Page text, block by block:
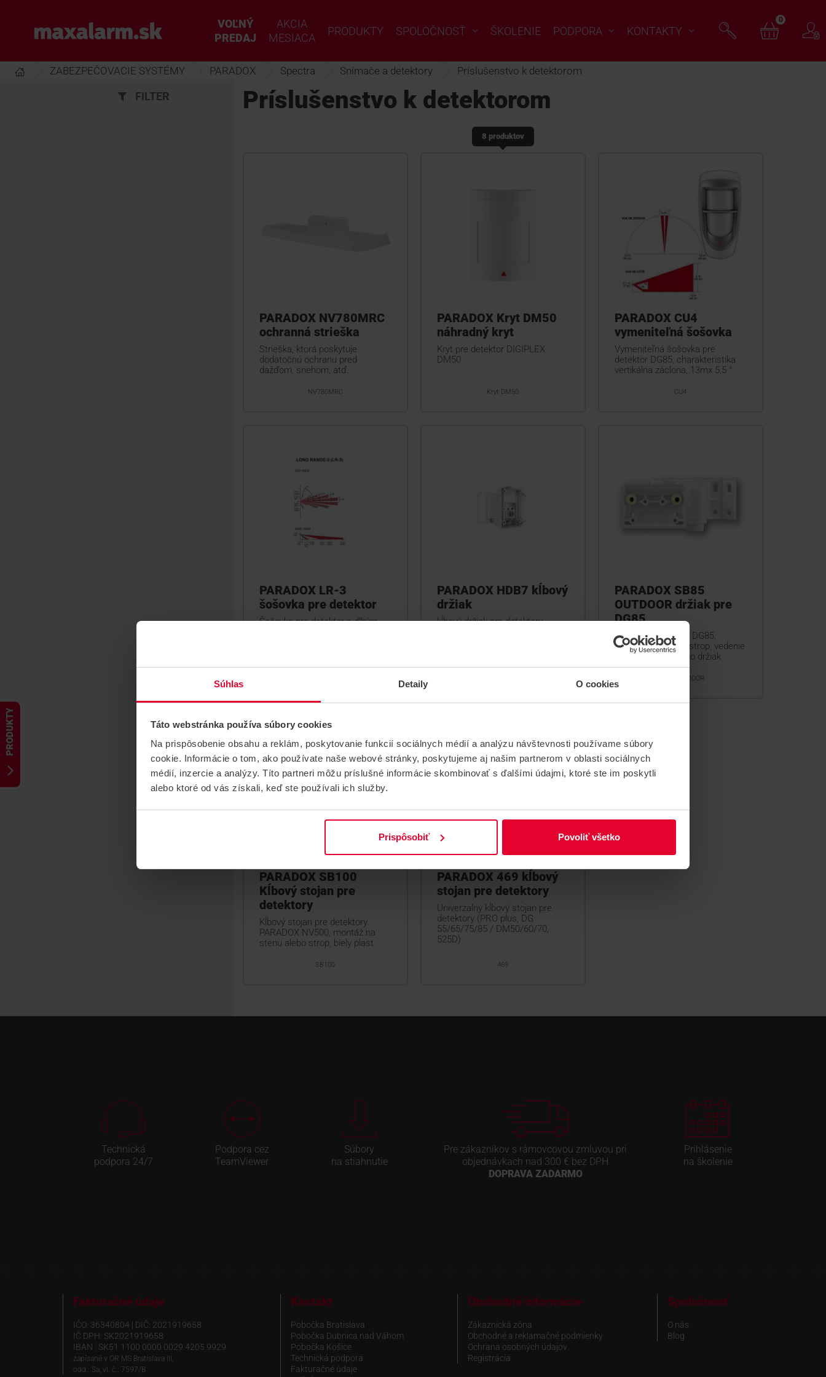
Súhlas Detaily O cookies
Táto webstránka používa súbory cookies
Na prispôsobenie obsahu a reklám, poskytovanie funkcií sociálnych médií a analýzu návštevnosti používame súbory
cookie. Informácie o tom, ako používate naše webové stránky, poskytujeme aj našim partnerom v oblasti sociálnych
médií, inzercie a analýzy. Títo partneri môžu príslušné informácie skombinovať s ďalšími údajmi, ktoré ste im poskytli
alebo ktoré od vás získali, keď ste používali ich služby.
Prispôsobiť Povoliť všetko
PRODUKTY
hlavnému
www.maxalarm.sk
VOĽNÝ
PREDAJ
AKCIA
MESIACA
PRODUKTY SPOLOČNOSŤ ŠKOLENIE PODPORA KONTAKTY
0
ZABEZPEČOVACIE SYSTÉMY PARADOX Spectra Snímače a detektory Príslušenstvo k detektorom
FILTER Príslušenstvo k detektorom
8 produktov
PARADOX NV780MRC
ochranná strieška
Strieška, ktorá poskytuje
dodatočnú ochranu pred
dažďom, snehom, atď.
NV780MRC
PARADOX Kryt DM50
náhradný kryt
Kryt pre detektor DIGIPLEX
DM50
Kryt DM50
PARADOX CU4
vymeniteľná šošovka
Vymeniteľná šošovka pre
detektor DG85, charakteristika
vertikálna záclona, 13mx 5,5 °
CU4
PARADOX LR-3
šošovka pre detektor
Šošovka pre detektor s dlhým
PARADOX HDB7 kĺbový
držiak
kĺbový držiak pre detektory
PARADOX SB85
OUTDOOR držiak pre
DG85
Držiak pre Digigard DG85,
montáž na stenu i strop, vedenie
kábla je nutné mimo držiak
SB85 OUTDOOR
PARADOX SB100
Kĺbový stojan pre
detektory
Kĺbový stojan pre detektory
PARADOX NV500, montáž na
stenu alebo strop, biely plast
SB100
PARADOX 469 kĺbový
stojan pre detektory
Univerzalny kĺbový stojan pre
detektory (PRO plus, DG
55/65/75/85 / DM50/60/70,
525D)
469
Technická
podpora 24/7
Podpora cez
TeamViewer
Súbory
na stiahnutie
Pre zákazníkov s rámovcovou zmluvou pri
objednávkach nad 300 € bez DPH
DOPRAVA ZADARMO
Prihlásenie
na školenie
Fakturačné údaje
IČO: 36340804 | DIČ: 2021919658
IČ DPH: SK2021919658
IBAN : SK51 1100 0000 0029 4205 9929
zapísané v OR MS Bratislava III,
odd.: Sa, vl. č.: 7597/B
Kontakt
Pobočka Bratislava
Pobočka Dubnica nad Váhom
Pobočka Košice
Technická podpora
Fakturačné údaje
Obchodné informácie
Zákaznická zóna
Obchodné a reklamačné podmienky
Ochrana osobných údajov
Registrácia
Spoločnosť
O nás
Blog